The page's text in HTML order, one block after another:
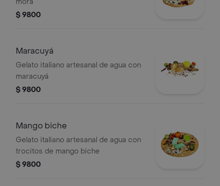
$ 9800
Maracuyá
Gelato italiano artesanal de agua con
maracuyá
$ 9800
Mango biche
Gelato italiano artesanal de agua con
trocitos de mango biche
$ 9800